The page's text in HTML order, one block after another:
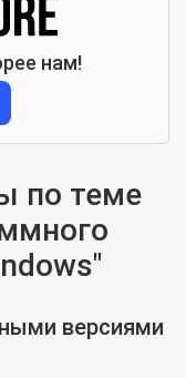
нам!
по теме
версиями